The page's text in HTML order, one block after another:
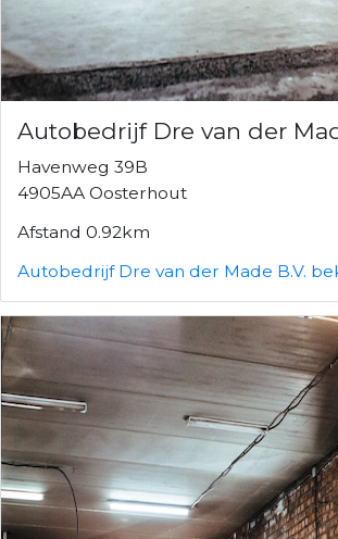
Autobedrijf Dre van der
Havenweg 39B
4905AA Oosterhout
Afstand 0.92km
Autobedrijf Dre van der Made B.V.